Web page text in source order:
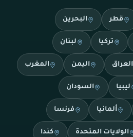
قطر البحرين
تركيا لبنان
العراق اليمن المغرب
ليبيا السودان
ألمانيا فرنسا
الولايات المتحدة كندا